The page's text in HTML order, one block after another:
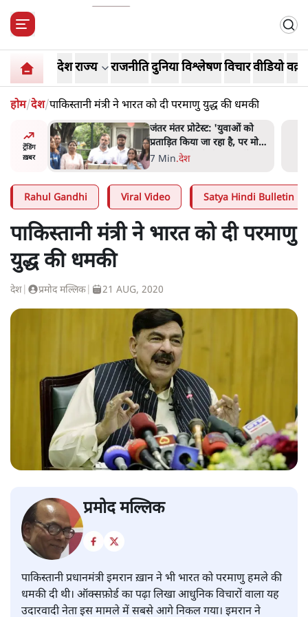
देशराज्य राजनीतिदुनियाविश्लेषणविचारवीडियो
होम/देश/पाकिस्तानी मंत्री ने भारत को दी परमाणु युद्ध की धमकी
ट्रेंडिंग
ख़बर
पर मोदी-
'अमित शाह के संसद में आने पर
विचार करे सरकार': राज्यसभा
सभापति ने केंद्र से कहा
5 Min.देश
Rahul Gandhi Viral Video Satya Hindi Bulletin
पाकिस्तानी मंत्री ने भारत को दी परमाणु
युद्ध की धमकी
देश प्रमोद मल्लिक 21 AUG, 2020
प्रमोद मल्लिक
पाकिस्तानी प्रधानमंत्री इमरान ख़ान ने भी भारत को परमाणु हमले की
धमकी दी थी। ऑक्सफ़ोर्ड का पढ़ा लिखा आधुनिक विचारों वाला यह
उदारवादी नेता इस मामले में सबसे आगे निकल गया। इमरान ने